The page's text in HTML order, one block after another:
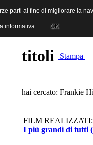
Cinematografiche
titoli | Stampa |
hai cercato: Frankie
FILM REALIZZATI:
I più grandi di tutti
parti al fine di migliorare la
informativa. OK
parti al fine di migliorare la
informativa. OK